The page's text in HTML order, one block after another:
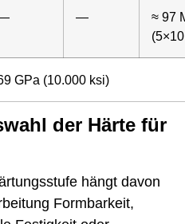
—
≈ 97
GPa (10.000 ksi)
der Härte für
hängt davon
Formbarkeit,